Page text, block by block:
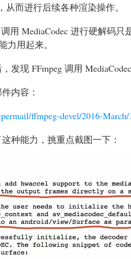
从而进行后续各种渲染操作。
用 MediaCodec 进行硬解码
力用起来。
发现 FFmpeg 调用
内容：
ffmpeg-devel/2016-
种能力，挑重点截图一下：